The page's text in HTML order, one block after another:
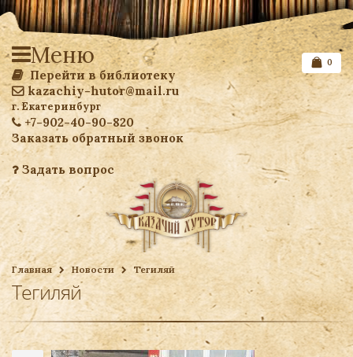
Перейти в библиотеку
kazachiy-hutor@mail.ru
г. Екатеринбург
+7-902-40-90-820
Заказать обратный звонок
Задать вопрос
Список желаемого
Ваша корзина
0
Меню
Главная Новости Тегиляй
Тегиляй